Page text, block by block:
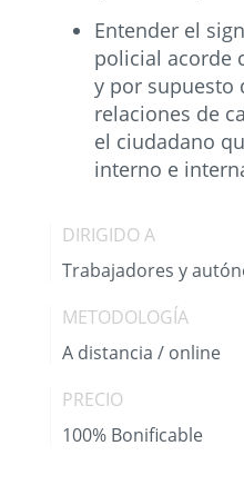
Entender el
policial acorde
y por supuesto
relaciones de
el ciudadano
interno e
DIRIGIDO A
Trabajadores y
METODOLOGÍA
A distancia / online
PRECIO
100% Bonificable